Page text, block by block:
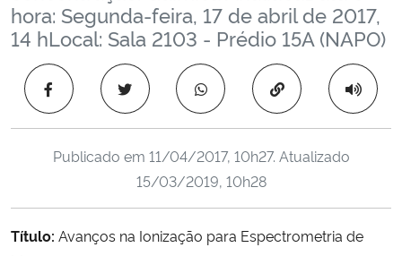
Ministério da Cidadania
Ministério da Saúde
Ministério de Minas e Energia
Ministério da Ciência, Tecnologia, Inovações e Comunicações
Ministério do Meio Ambiente
hora: Segunda-feira, 17 de abril de 2017,
14 hLocal: Sala 2103 - Prédio 15A (NAPO)
Copiar para área
Publicado em 11/04/2017, 10h27. Atualizado
15/03/2019, 10h28
Título: Avanços na Ionização para Espectrometria de